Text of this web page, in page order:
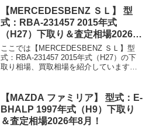
場・買取相場下取り相場...
【MERCEDESBENZ ＳＬ】 型
式：RBA-231457 2015年式
（H27）下取り＆査定相場2026年
8月！
ここでは【MERCEDESBENZ ＳＬ】型
式：RBA-231457 2015年式（H27）の下
取り相場、買取相場を紹介しています。
万円～975万円...
【MAZDA ファミリア】 型式：E-
BHALP 1997年式（H9）下取り
＆査定相場2026年8月！